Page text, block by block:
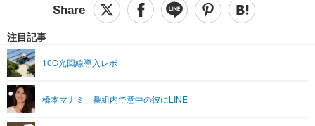
ショッピング その他
エンタメTOP 映画・ドラマ
グラビア
ライフTOP
リリース一覧
プッシュ通知の停止方法
注目記事
10G光回線導入レポ
橋本マナミ、番組内で意中の彼にLINE